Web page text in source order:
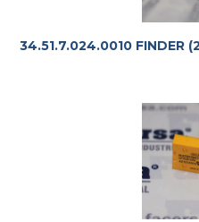
34.51.7.024.0010 FINDER